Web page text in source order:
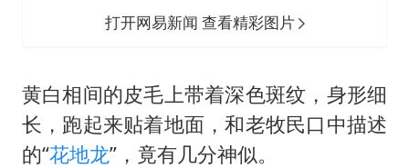
打开网易新闻 查看精彩图片
黄白相间的皮毛上带着深色斑纹，身形细
长，跑起来贴着地面，和老牧民口中描述
的“花地龙”，竟有几分神似。